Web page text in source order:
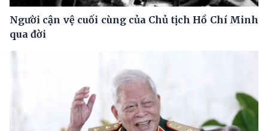
Người cận vệ cuối cùng của Chủ tịch Hồ Chí Minh
qua đời